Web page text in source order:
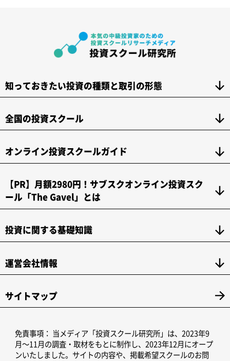
知っておきたい投資の種類と取引の形態
全国の投資スクール
オンライン投資スクールガイド
【PR】月額2980円！サブスクオンライン投資スク
ール「The Gavel」とは
投資に関する基礎知識
運営会社情報
サイトマップ
免責事項： 当メディア「投資スクール研究所」は、2023年9
月～11月の調査・取材をもとに制作し、2023年12月にオープ
ンいたしました。サイトの内容や、掲載希望スクールのお問